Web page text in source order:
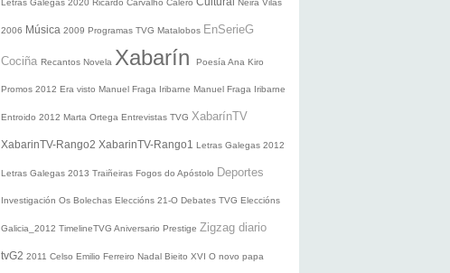
Letras Galegas 2020 Ricardo Carvalho Calero Neira Vilas
2006 Música 2009 Programas TVG Matalobos EnSerieG
Cociña Recantos Novela Xabarín Poesía Ana Kiro
Promos 2012 Era visto Manuel Fraga Iribarne Manuel Fraga Iribarne
Entroido 2012 Marta Ortega Entrevistas TVG XabarínTV
XabarinTV-Rango2 XabarinTV-Rango1 Letras Galegas 2012
Letras Galegas 2013 Traiñeiras Fogos do Apóstolo Deportes
Investigación Os Bolechas Eleccións 21-O Debates TVG Eleccións
Galicia_2012 TimelineTVG Aniversario Prestige Zigzag diario
tvG2 2011 Celso Emilio Ferreiro Nadal Bieito XVI O novo papa